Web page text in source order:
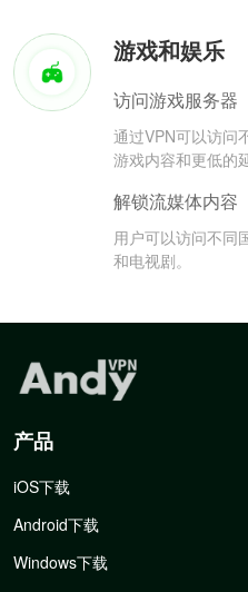
游戏和娱乐
访问游戏服务器
通过VPN可以访问
游戏内容和更低的
解锁流媒体内容
用户可以访问不同
和电视剧。
产品
iOS下载
Android下载
Windows下载